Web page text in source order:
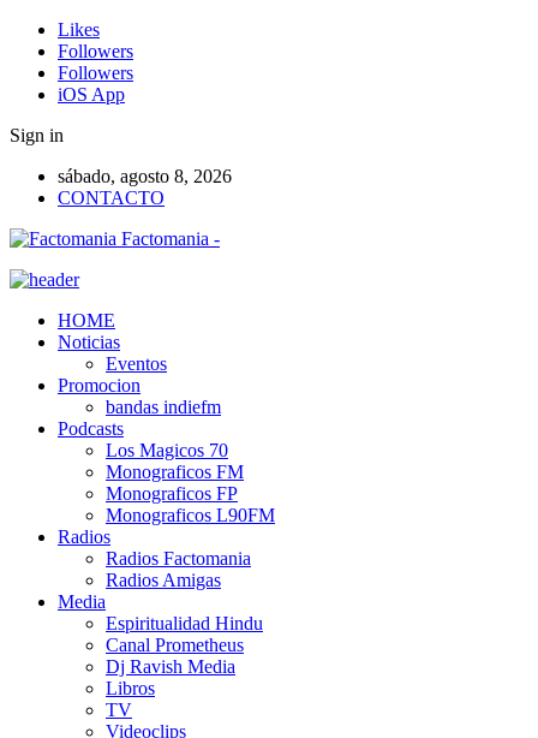
Likes
Followers
Followers
iOS App
Sign in
sábado, agosto 8, 2026
CONTACTO
Factomania -
HOME
Noticias
Eventos
Promocion
bandas indiefm
Podcasts
Los Magicos 70
Monograficos FM
Monograficos FP
Monograficos L90FM
Radios
Radios Factomania
Radios Amigas
Media
Espiritualidad Hindu
Canal Prometheus
Dj Ravish Media
Libros
TV
Videoclips